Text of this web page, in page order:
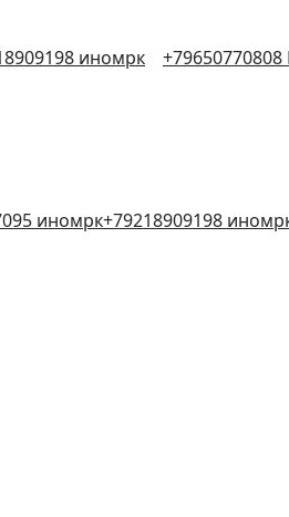
иномрк +79650770808
иномрк+79218909198